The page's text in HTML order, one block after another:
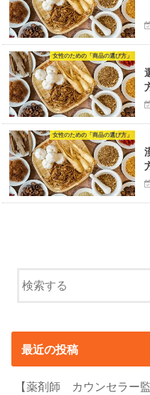
女性のための「商品の選び方」
女性のための「商品の選び方」
最近の投稿
【薬剤師 カウンセラー